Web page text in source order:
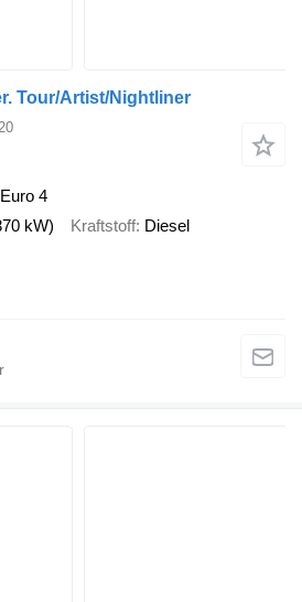
Tour/Artist/Nightliner
Euro 4
kW) Kraftstoff Diesel